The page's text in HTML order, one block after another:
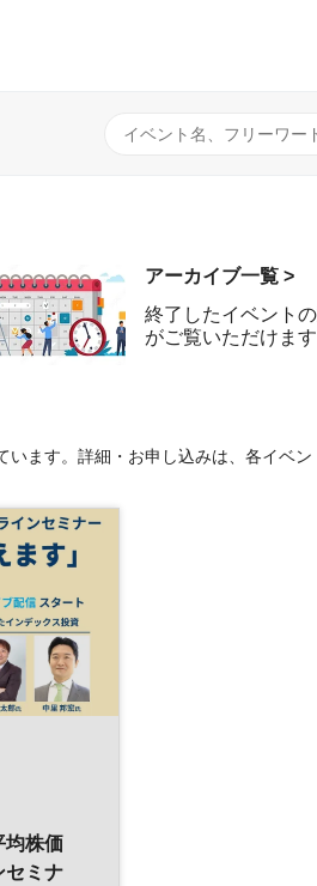
アーカイブ一覧 >
終了したイベント
がご覧いただけます
ます。詳細・お申し込みは、各イベン
均株価
セミナ